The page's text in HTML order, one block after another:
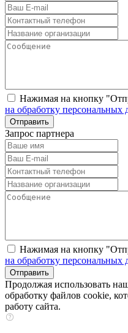
Нажимая на кнопку
на обработку персональных
Запрос партнера
Нажимая на кнопку
на обработку персональных
Продолжая использовать
обработку файлов cookie,
работу сайта.